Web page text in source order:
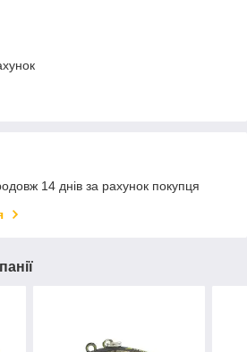
14 днів за рахунок покупця